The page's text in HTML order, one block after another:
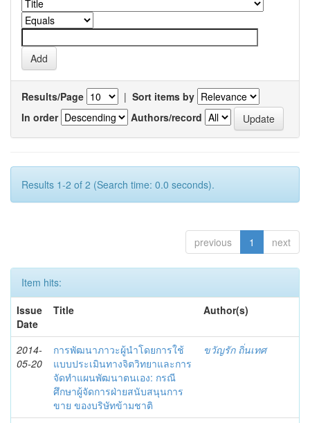
Results/Page | Sort items by
In order
Authors/record
Results 1-2 of 2 (Search time: 0.0 seconds).
previous 1 next
Item hits:
Issue
Date
Title Author(s)
2014-
05-20
การพัฒนาภาวะผู้นำโดยการใช้
แบบประเมินทางจิตวิทยาและการ
จัดทำแผนพัฒนาตนเอง: กรณี
ศึกษาผู้จัดการฝ่ายสนับสนุนการ
ขาย ของบริษัทข้ามชาติ
ขวัญรัก ถิ่นเทศ